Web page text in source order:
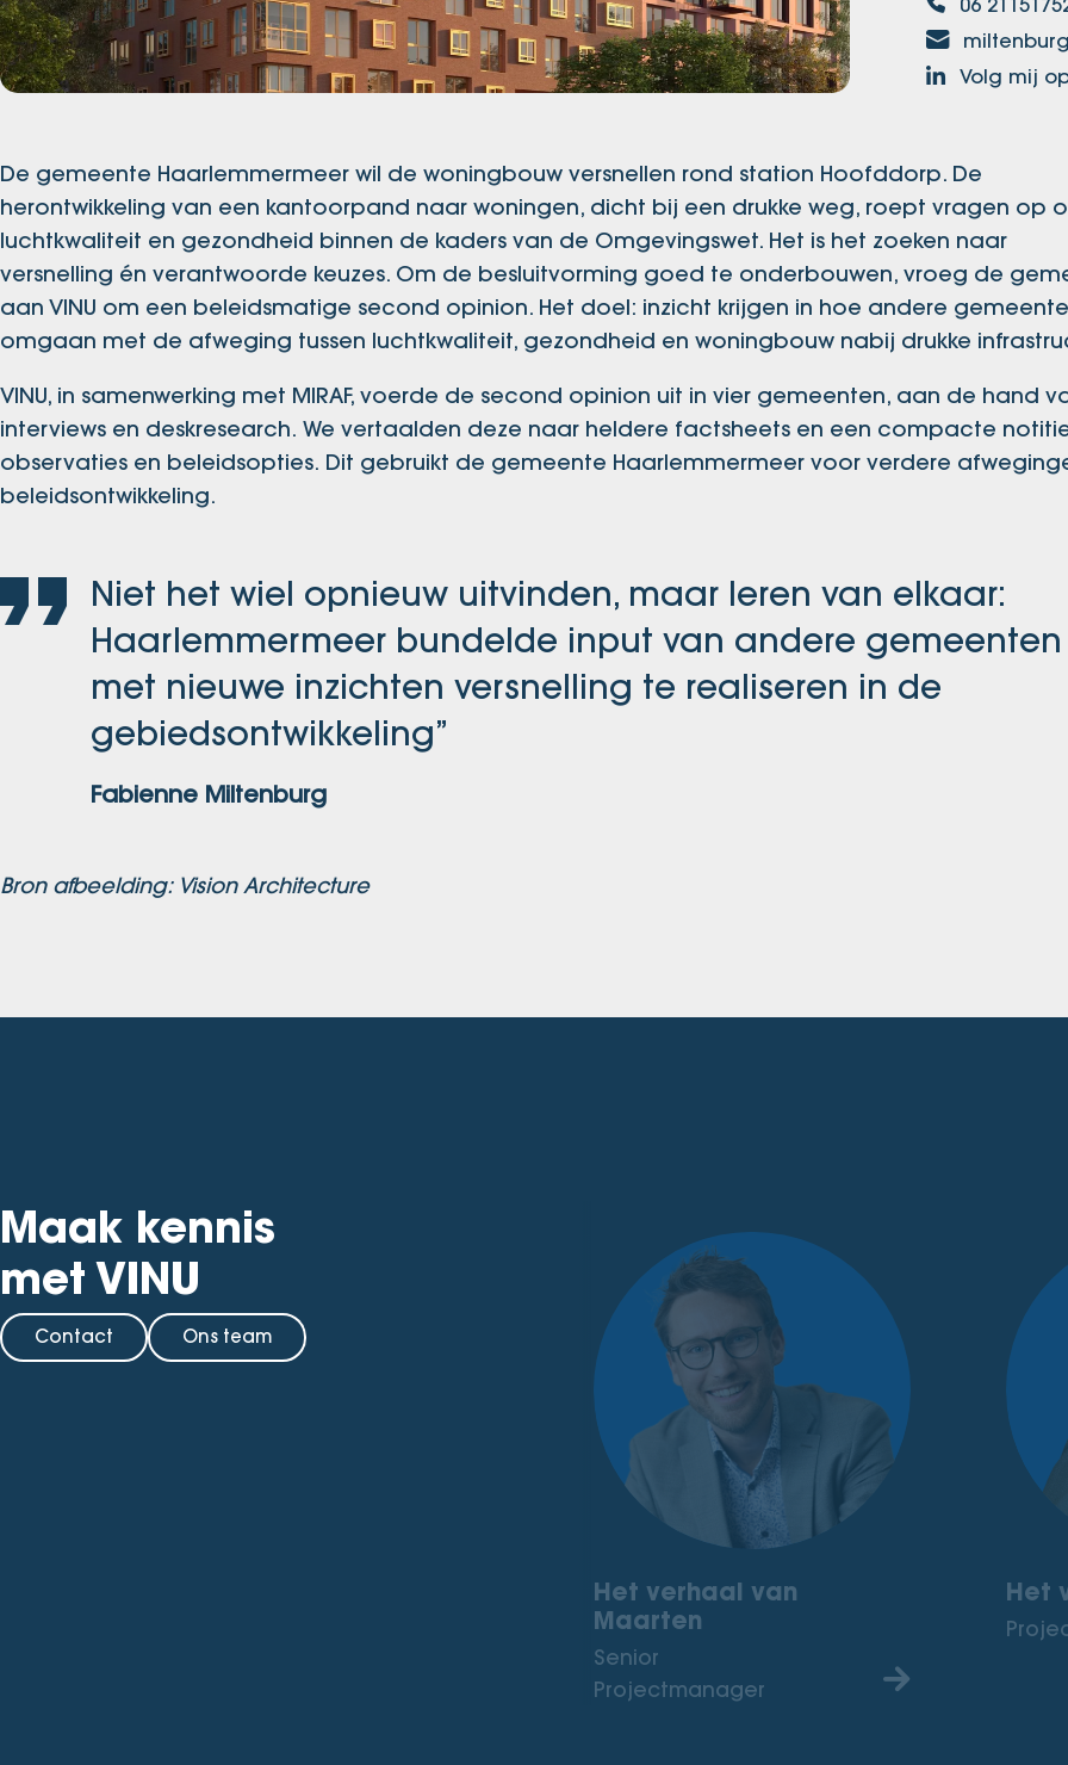
06
Volg mij
De gemeente Haarlemmermeer wil de woningbouw versnellen rond station Hoofddorp. De
herontwikkeling van een kantoorpand naar woningen, dicht bij een drukke weg, roept vragen op
luchtkwaliteit en gezondheid binnen de kaders van de Omgevingswet. Het is het zoeken naar
versnelling én verantwoorde keuzes. Om de besluitvorming goed te onderbouwen, vroeg de
aan VINU om een beleidsmatige second opinion. Het doel: inzicht krijgen in hoe andere
omgaan met de afweging tussen luchtkwaliteit, gezondheid en woningbouw nabij drukke
VINU, in samenwerking met MIRAF, voerde de second opinion uit in vier gemeenten, aan de hand
interviews en deskresearch. We vertaalden deze naar heldere factsheets en een compacte
observaties en beleidsopties. Dit gebruikt de gemeente Haarlemmermeer voor verdere
beleidsontwikkeling.
Niet het wiel opnieuw uitvinden, maar leren van elkaar:
Haarlemmermeer bundelde input van andere
met nieuwe inzichten versnelling te realiseren in de
gebiedsontwikkeling”
Fabienne Miltenburg
Bron afbeelding: Vision Architecture
Maak kennis
met VINU
Contact Ons team
Het verhaal van
Maarten
Senior
Projectmanager
Het